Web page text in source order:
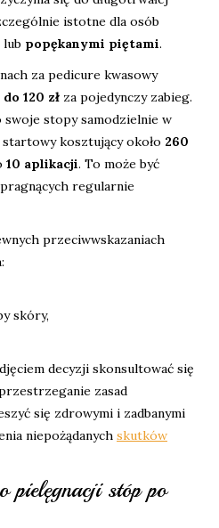
istotne dla osób
lub popękanymi piętami.
za pedicure kwasowy
120 zł za pojedynczy zabieg.
stopy samodzielnie w
kosztujący około 260
10 aplikacji. To może być
regularnie
przeciwwskazaniach
skóry,
decyzji skonsultować się
zasad
się zdrowymi i zadbanymi
niepożądanych skutków
pielęgnacji stóp po